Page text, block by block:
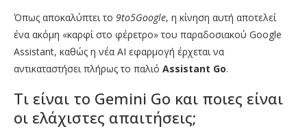
Όπως αποκαλύπτει το 9to5Google, η κίνηση αυτή αποτελεί
ένα ακόμη «καρφί στο φέρετρο» του παραδοσιακού Google
Assistant, καθώς η νέα AI εφαρμογή έρχεται να
αντικαταστήσει πλήρως το παλιό Assistant Go.
Τι είναι το Gemini Go και ποιες είναι
οι ελάχιστες απαιτήσεις;